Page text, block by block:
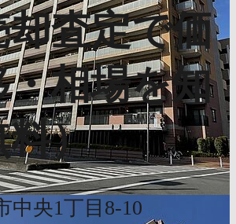
査定で価
相場を知
料）
中央1丁目8-10